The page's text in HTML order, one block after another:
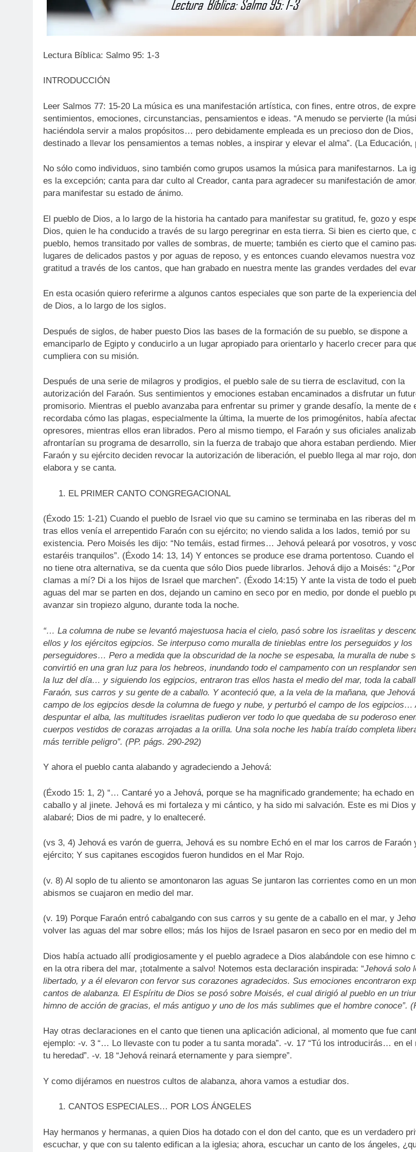
Lectura Bíblica: Salmo 95: 1-3
INTRODUCCIÓN
Leer Salmos 77: 15-20 La música es una manifestación artística, con fines, entre otros, de
sentimientos, emociones, circunstancias, pensamientos e ideas. “A menudo se pervierte (la
haciéndola servir a malos propósitos… pero debidamente empleada es un precioso don de Dios,
destinado a llevar los pensamientos a temas nobles, a inspirar y elevar el alma”. (La Educación,
No sólo como individuos, sino también como grupos usamos la música para manifestarnos. La
es la excepción; canta para dar culto al Creador, canta para agradecer su manifestación de
para manifestar su estado de ánimo.
El pueblo de Dios, a lo largo de la historia ha cantado para manifestar su gratitud, fe, gozo y
Dios, quien le ha conducido a través de su largo peregrinar en esta tierra. Si bien es cierto que,
pueblo, hemos transitado por valles de sombras, de muerte; también es cierto que el camino
lugares de delicados pastos y por aguas de reposo, y es entonces cuando elevamos nuestra
gratitud a través de los cantos, que han grabado en nuestra mente las grandes verdades del
En esta ocasión quiero referirme a algunos cantos especiales que son parte de la experiencia
de Dios, a lo largo de los siglos.
Después de siglos, de haber puesto Dios las bases de la formación de su pueblo, se dispone a
emanciparlo de Egipto y conducirlo a un lugar apropiado para orientarlo y hacerlo crecer para
cumpliera con su misión.
Después de una serie de milagros y prodigios, el pueblo sale de su tierra de esclavitud, con la
autorización del Faraón. Sus sentimientos y emociones estaban encaminados a disfrutar un
promisorio. Mientras el pueblo avanzaba para enfrentar su primer y grande desafío, la mente de
recordaba cómo las plagas, especialmente la última, la muerte de los primogénitos, había
opresores, mientras ellos eran librados. Pero al mismo tiempo, el Faraón y sus oficiales
afrontarían su programa de desarrollo, sin la fuerza de trabajo que ahora estaban perdiendo.
Faraón y su ejército deciden revocar la autorización de liberación, el pueblo llega al mar rojo,
elabora y se canta.
EL PRIMER CANTO CONGREGACIONAL
(Éxodo 15: 1-21) Cuando el pueblo de Israel vio que su camino se terminaba en las riberas del
tras ellos venía el arrepentido Faraón con su ejército; no viendo salida a los lados, temió por su
existencia. Pero Moisés les dijo: “No temáis, estad firmes… Jehová peleará por vosotros, y
estaréis tranquilos”. (Éxodo 14: 13, 14) Y entonces se produce ese drama portentoso. Cuando el
no tiene otra alternativa, se da cuenta que sólo Dios puede librarlos. Jehová dijo a Moisés:
clamas a mí? Di a los hijos de Israel que marchen”. (Éxodo 14:15) Y ante la vista de todo el
aguas del mar se parten en dos, dejando un camino en seco por en medio, por donde el pueblo
avanzar sin tropiezo alguno, durante toda la noche.
“… La columna de nube se levantó majestuosa hacia el cielo, pasó sobre los israelitas y
ellos y los ejércitos egipcios. Se interpuso como muralla de tinieblas entre los perseguidos y los
perseguidores… Pero a medida que la obscuridad de la noche se espesaba, la muralla de nube
convirtió en una gran luz para los hebreos, inundando todo el campamento con un resplandor
la luz del día… y siguiendo los egipcios, entraron tras ellos hasta el medio del mar, toda la
Faraón, sus carros y su gente de a caballo. Y aconteció que, a la vela de la mañana, que
campo de los egipcios desde la columna de fuego y nube, y perturbó el campo de los egipcios…
despuntar el alba, las multitudes israelitas pudieron ver todo lo que quedaba de su poderoso
cuerpos vestidos de corazas arrojadas a la orilla. Una sola noche les había traído completa
más terrible peligro”. (PP. págs. 290-292)
Y ahora el pueblo canta alabando y agradeciendo a Jehová:
(Éxodo 15: 1, 2) “… Cantaré yo a Jehová, porque se ha magnificado grandemente; ha echado
caballo y al jinete. Jehová es mi fortaleza y mi cántico, y ha sido mi salvación. Este es mi Dios
alabaré; Dios de mi padre, y lo enalteceré.
(vs 3, 4) Jehová es varón de guerra, Jehová es su nombre Echó en el mar los carros de Faraón
ejército; Y sus capitanes escogidos fueron hundidos en el Mar Rojo.
(v. 8) Al soplo de tu aliento se amontonaron las aguas Se juntaron las corrientes como en un
abismos se cuajaron en medio del mar.
(v. 19) Porque Faraón entró cabalgando con sus carros y su gente de a caballo en el mar, y
volver las aguas del mar sobre ellos; más los hijos de Israel pasaron en seco por en medio del
Dios había actuado allí prodigiosamente y el pueblo agradece a Dios alabándole con ese himno
en la otra ribera del mar, ¡totalmente a salvo! Notemos esta declaración inspirada: “Jehová solo
libertado, y a él elevaron con fervor sus corazones agradecidos. Sus emociones encontraron
cantos de alabanza. El Espíritu de Dios se posó sobre Moisés, el cual dirigió al pueblo en un
himno de acción de gracias, el más antiguo y uno de los más sublimes que el hombre conoce”.
Hay otras declaraciones en el canto que tienen una aplicación adicional, al momento que fue
ejemplo: -v. 3 “… Lo llevaste con tu poder a tu santa morada”. -v. 17 “Tú los introducirás… en el
tu heredad”. -v. 18 “Jehová reinará eternamente y para siempre”.
Y como dijéramos en nuestros cultos de alabanza, ahora vamos a estudiar dos.
CANTOS ESPECIALES… POR LOS ÁNGELES
Hay hermanos y hermanas, a quien Dios ha dotado con el don del canto, que es un verdadero
escuchar, y que con su talento edifican a la iglesia; ahora, escuchar un canto de los ángeles,